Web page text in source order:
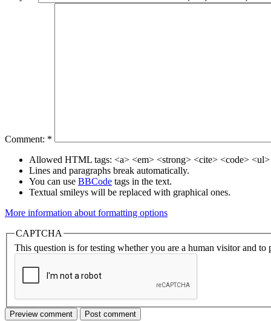
Comment: *
Allowed HTML tags: <a> <em> <strong> <cite> <code>
Lines and paragraphs break automatically.
You can use BBCode tags in the text.
Textual smileys will be replaced with graphical ones.
More information about formatting options
CAPTCHA
This question is for testing whether you are a human visitor and to